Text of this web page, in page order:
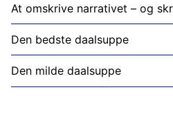
At omskrive narrativet – og
Den bedste daalsuppe
Den milde daalsuppe